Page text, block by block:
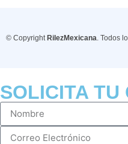
© Copyright RilezMexicana . Todos
SOLICITA TU